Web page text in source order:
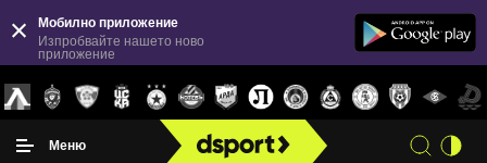
Мобилно приложение
Изпробвайте нашето ново
приложение
Меню